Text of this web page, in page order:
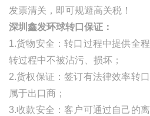
发票清关，即可规避高关税！
深圳鑫发环球转口保证：
1.货物安全：转口过程中提供全
转过程中不被沾污、损坏；
2.货权保证：签订有法律效率转
属于出口商；
3.收款安全：客户可通过自己的